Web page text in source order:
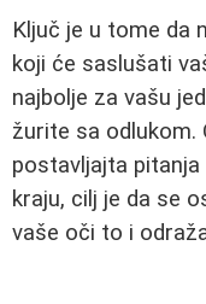
Ključ je u tome da
koji će saslušati
najbolje za vašu
žurite sa odlukom.
postavljajta
kraju, cilj je da se
vaše oči to i